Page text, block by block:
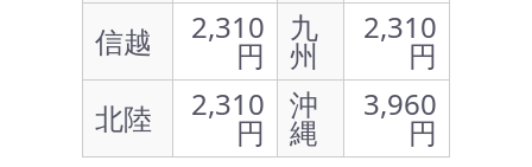
信越
2,310
円
九
州
2,310
円
北陸
2,310
円
沖
縄
3,960
円